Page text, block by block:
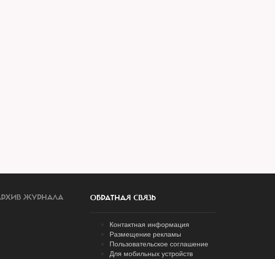
ЖУРНАЛА ОБРАТНАЯ СВЯЗЬ
Контактная информация
Размещение рекламы
Пользовательское соглашение
Для мобильных устройств